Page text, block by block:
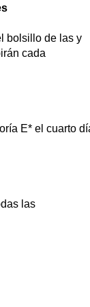
bolsillo de las y
cada
E* el cuarto
las